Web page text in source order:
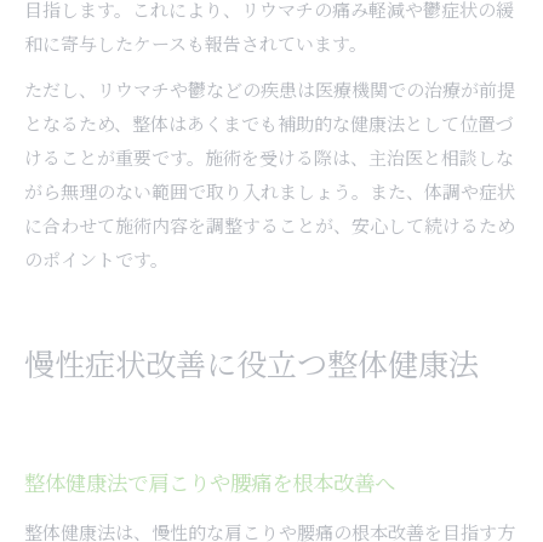
目指します。これにより、リウマチの痛み軽減や鬱症状の緩
和に寄与したケースも報告されています。
ただし、リウマチや鬱などの疾患は医療機関での治療が前提
となるため、整体はあくまでも補助的な健康法として位置づ
けることが重要です。施術を受ける際は、主治医と相談しな
がら無理のない範囲で取り入れましょう。また、体調や症状
に合わせて施術内容を調整することが、安心して続けるため
のポイントです。
慢性症状改善に役立つ整体健康法
整体健康法で肩こりや腰痛を根本改善へ
整体健康法は、慢性的な肩こりや腰痛の根本改善を目指す方